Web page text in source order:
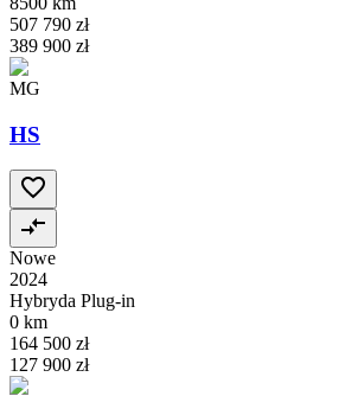
507 790 zł
389 900 zł
MG
HS
Nowe
2024
Hybryda Plug-in
0 km
164 500 zł
127 900 zł